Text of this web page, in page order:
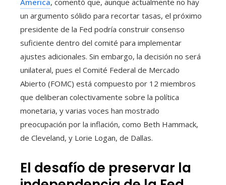
un argumento sólido para recortar tasas, el próximo
presidente de la Fed podría construir consenso
suficiente dentro del comité para implementar
ajustes adicionales. Sin embargo, la decisión no será
unilateral, pues el Comité Federal de Mercado
Abierto (FOMC) está compuesto por 12 miembros
que deliberan colectivamente sobre la política
monetaria, y varias voces han mostrado
preocupación por la inflación, como Beth Hammack,
de Cleveland, y Lorie Logan, de Dallas.
El desafío de preservar la